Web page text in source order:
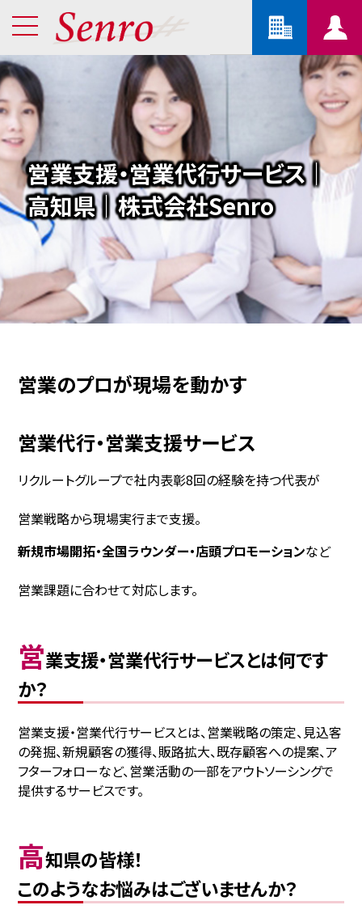
営業支援・営業代行サービス｜
高知県｜株式会社Senro
営業のプロが現場を動かす
営業代行・営業支援サービス
リクルートグループで社内表彰8回の経験を持つ代表が
営業戦略から現場実行まで支援。
新規市場開拓・全国ラウンダー・店頭プロモーションなど
営業課題に合わせて対応します。
営業支援・営業代行サービスとは何です
か？
営業支援・営業代行サービスとは、営業戦略の策定、見込客
の発掘、新規顧客の獲得、販路拡大、既存顧客への提案、ア
フターフォローなど、営業活動の一部をアウトソーシングで
提供するサービスです。
高知県の皆様！
このようなお悩みはございませんか？